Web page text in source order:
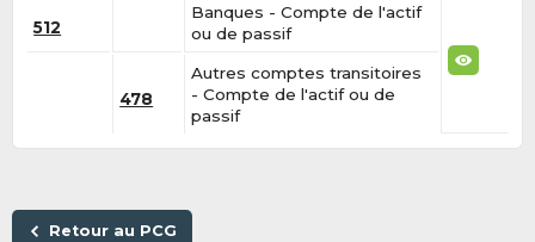
512
Banques - Compte de l'actif
ou de passif
478
Autres comptes transitoires
- Compte de l'actif ou de
passif
Retour au PCG